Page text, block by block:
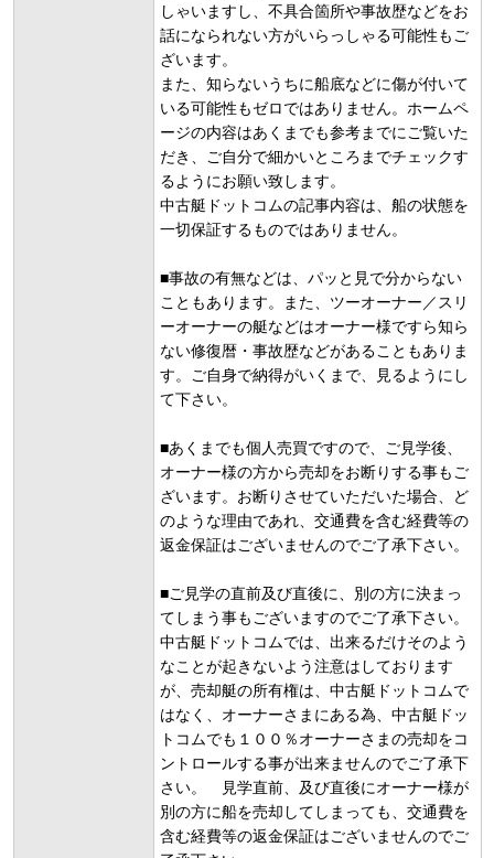
しゃいますし、不具合箇所や事故歴などをお
話になられない方がいらっしゃる可能性もご
ざいます。
また、知らないうちに船底などに傷が付いて
いる可能性もゼロではありません。ホームペ
ージの内容はあくまでも参考までにご覧いた
だき、ご自分で細かいところまでチェックす
るようにお願い致します。
中古艇ドットコムの記事内容は、船の状態を
一切保証するものではありません。
■事故の有無などは、パッと見で分からない
こともあります。また、ツーオーナー／スリ
ーオーナーの艇などはオーナー様ですら知ら
ない修復暦・事故歴などがあることもありま
す。ご自身で納得がいくまで、見るようにし
て下さい。
■あくまでも個人売買ですので、ご見学後、
オーナー様の方から売却をお断りする事もご
ざいます。お断りさせていただいた場合、ど
のような理由であれ、交通費を含む経費等の
返金保証はございませんのでご了承下さい。
■ご見学の直前及び直後に、別の方に決まっ
てしまう事もございますのでご了承下さい。
中古艇ドットコムでは、出来るだけそのよう
なことが起きないよう注意はしております
が、売却艇の所有権は、中古艇ドットコムで
はなく、オーナーさまにある為、中古艇ドッ
トコムでも１００％オーナーさまの売却をコ
ントロールする事が出来ませんのでご了承下
さい。 見学直前、及び直後にオーナー様が
別の方に船を売却してしまっても、交通費を
含む経費等の返金保証はございませんのでご